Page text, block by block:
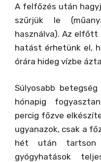
A felfőzés után
szűrjük le
használva). Az
hatást érhetünk el,
órára hideg vízbe
Súlyosabb
hónapig
percig főzve
ugyanazok, csak a
hét után
gyógyhatások